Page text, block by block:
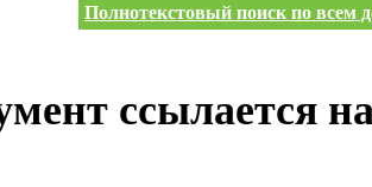
Полнотекстовый поиск по всем
ссылается